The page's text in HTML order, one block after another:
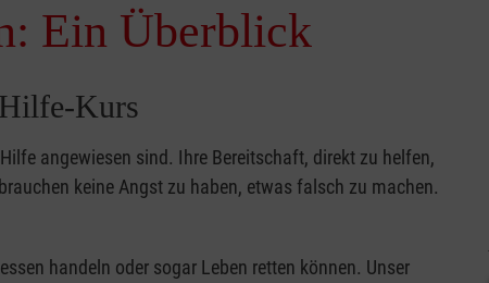
Ein Überblick
Kurs
angewiesen sind. Ihre Bereitschaft, direkt zu helfen,
keine Angst zu haben, etwas falsch zu machen.
handeln oder sogar Leben retten können. Unser